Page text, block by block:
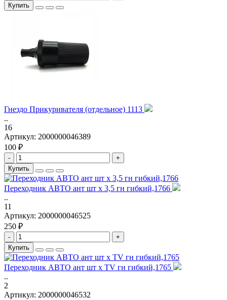
Купить
Гнездо Прикуривателя (отдельное) 1113
..
16
Артикул: 2000000046389
100 ₽
-
+
Купить
Переходник АВТО ант шт х 3,5 гн гибкий,1766
..
11
Артикул: 2000000046525
250 ₽
-
+
Купить
Переходник АВТО ант шт х TV гн гибкий,1765
..
2
Артикул: 2000000046532